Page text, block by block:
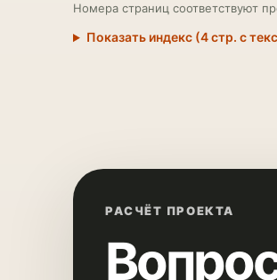
Номера страниц соответствуют
Показать индекс (4 стр. с
РАСЧЁТ ПРОЕКТА